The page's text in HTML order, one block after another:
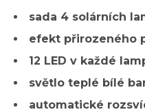
sada 4 solárních
efekt přirozeného
12 LED v každé
světlo teplé bílé
automatické